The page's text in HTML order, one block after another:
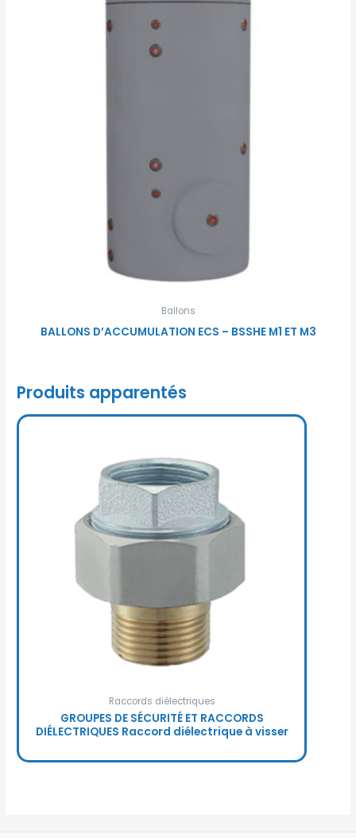
Ballons
BALLONS D’ACCUMULATION ECS – BSSHE M1 ET M3
Produits apparentés
Raccords diélectriques
GROUPES DE SÉCURITÉ ET RACCORDS
DIÉLECTRIQUES Raccord diélectrique à visser